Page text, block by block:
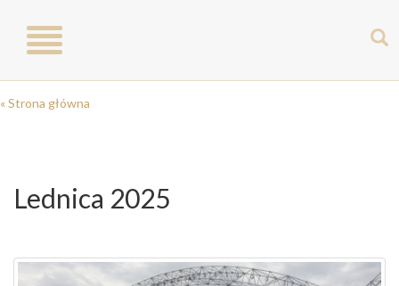
Toggle
navigation
« Strona główna
Lednica 2025